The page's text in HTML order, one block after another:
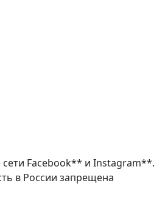
Facebook** и Instagram**.
в России запрещена